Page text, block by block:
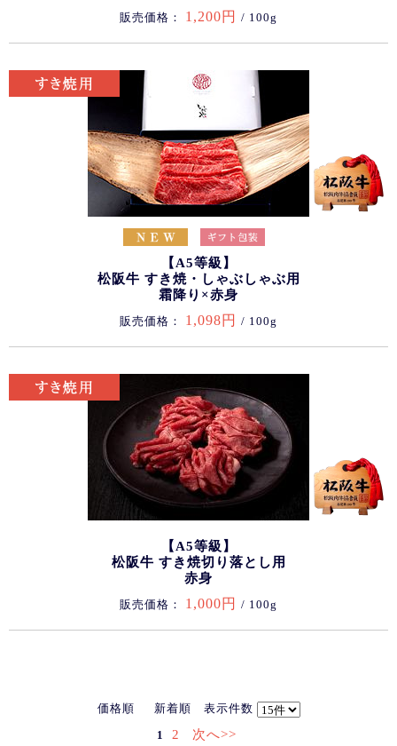
販売価格： 1,200円 / 100g
【A5等級】
松阪牛 すき焼・しゃぶしゃぶ用
霜降り×赤身
販売価格： 1,098円 / 100g
【A5等級】
松阪牛 すき焼切り落とし用
赤身
販売価格： 1,000円 / 100g
価格順 新着順 表示件数
1 2 次へ>>